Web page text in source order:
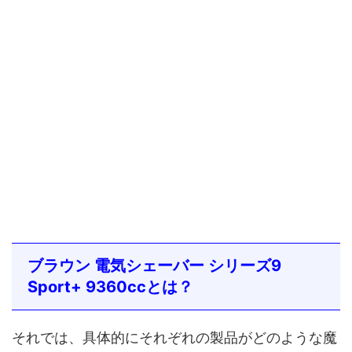
ブラウン 電気シェーバー シリーズ9
Sport+ 9360ccとは？
それでは、具体的にそれぞれの製品がどのような魔